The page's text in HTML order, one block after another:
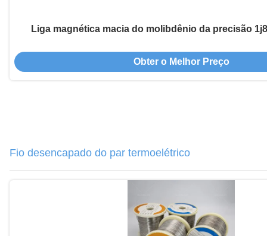
Liga magnética macia do molibdênio da precisão
Obter o Melhor Preço
Fio desencapado do par termoelétrico